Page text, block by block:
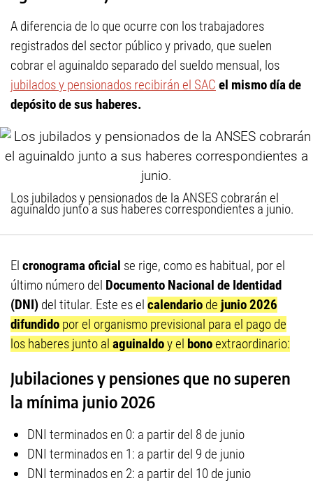
A diferencia de lo que ocurre con los trabajadores
registrados del sector público y privado, que suelen
cobrar el aguinaldo separado del sueldo mensual, los
jubilados y pensionados recibirán el SAC el mismo día de
depósito de sus haberes.
Los jubilados y pensionados de la ANSES cobrarán el
aguinaldo junto a sus haberes correspondientes a junio.
El cronograma oficial se rige, como es habitual, por el
último número del Documento Nacional de Identidad
(DNI) del titular. Este es el calendario de junio 2026
difundido por el organismo previsional para el pago de
los haberes junto al aguinaldoy el bonoextraordinario:
Jubilaciones y pensiones que no superen
la mínima junio 2026
DNI terminados en 0: a partir del 8 de junio
DNI terminados en 1: a partir del 9 de junio
DNI terminados en 2: a partir del 10 de junio